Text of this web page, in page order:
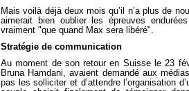
Mais voilà déjà deux mois qu’il n’a plus de
aimerait bien oublier les épreuves
vraiment "que quand Max sera libéré".
Stratégie de communication
Au moment de son retour en Suisse le 23
Bruna Hamdani, avaient demandé aux
pas les solliciter et d’attendre l’organisation